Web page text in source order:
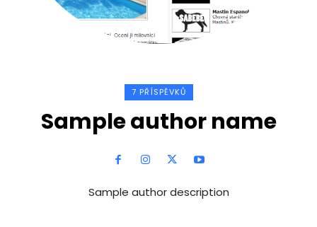
7 PŘÍSPĚVKŮ
Sample author name
Sample author description